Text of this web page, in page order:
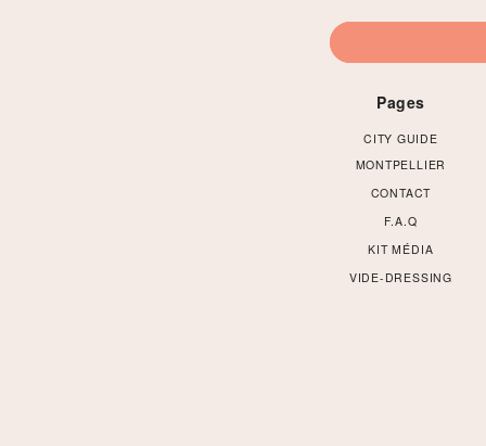
Pages
CITY GUIDE
MONTPELLIER
CONTACT
F.A.Q
KIT MÉDIA
VIDE-DRESSING